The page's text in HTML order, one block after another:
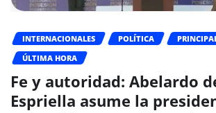
INTERNACIONALES POLÍTICA
ÚLTIMA HORA
Fe y autoridad: Abelardo
Espriella asume la